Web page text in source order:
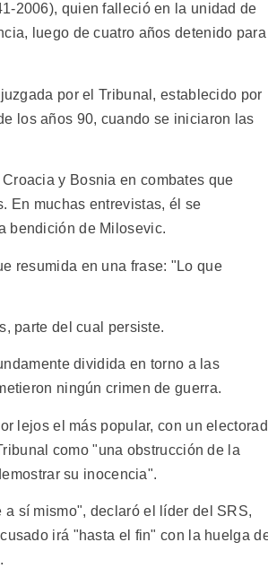
2006), quien falleció en la unidad de
luego de cuatro años detenido para
por el Tribunal, establecido por
los años 90, cuando se iniciaron las
y Bosnia en combates que
En muchas entrevistas, él se
bendición de Milosevic.
resumida en una frase: "Lo que
parte del cual persiste.
dividida en torno a las
ningún crimen de guerra.
lejos el más popular, con un
como "una obstrucción de la
su inocencia".
sí mismo", declaró el líder del SRS,
irá "hasta el fin" con la huelga